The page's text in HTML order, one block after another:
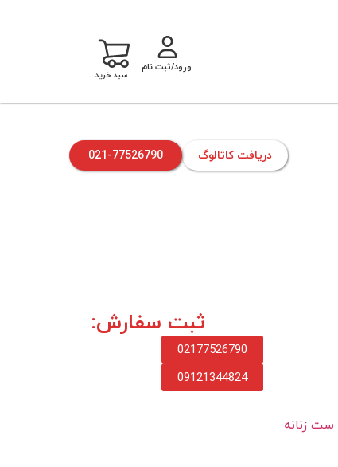
ورود/ثبت نام
سبد خرید
دریافت کاتالوگ 021-77526790
ثبت سفارش:
02177526790
09121344824
ست زنانه